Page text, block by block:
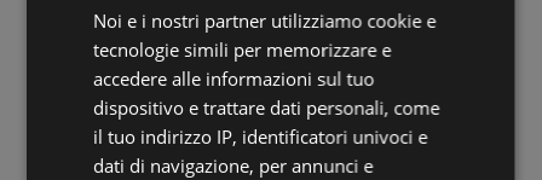
Noi e i nostri partner utilizziamo cookie e
tecnologie simili per memorizzare e
accedere alle informazioni sul tuo
dispositivo e trattare dati personali, come
il tuo indirizzo IP, identificatori univoci e
dati di navigazione, per annunci e